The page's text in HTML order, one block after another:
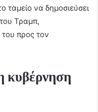
ταμείο να δημοσιεύσει
Τραμπ,
προς τον
κυβέρνηση